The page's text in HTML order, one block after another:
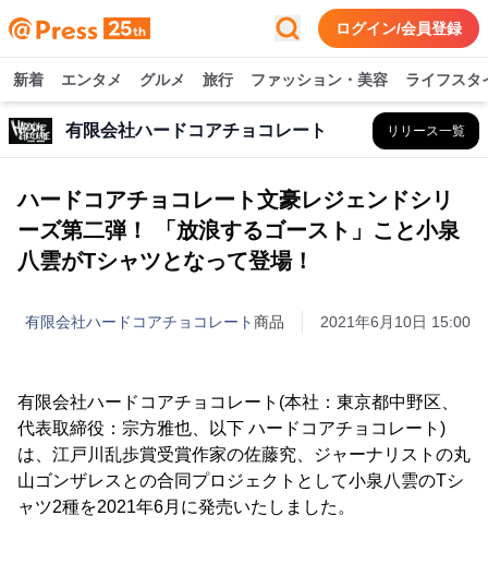
ログイン/会員登録
新着 エンタメ グルメ 旅行 ファッション・美容 ライフスタ
有限会社ハードコアチョコレート リリース一覧
ハードコアチョコレート文豪レジェンドシリ
ーズ第二弾！ 「放浪するゴースト」こと小泉
八雲がTシャツとなって登場！
有限会社ハードコアチョコレート商品 2021年6月10日 15:00
有限会社ハードコアチョコレート(本社：東京都中野区、
代表取締役：宗方雅也、以下 ハードコアチョコレート)
は、江戸川乱歩賞受賞作家の佐藤究、ジャーナリストの丸
山ゴンザレスとの合同プロジェクトとして小泉八雲のTシ
ャツ2種を2021年6月に発売いたしました。